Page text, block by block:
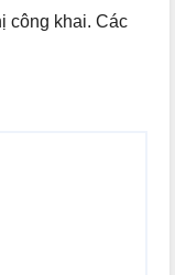
công khai. Các